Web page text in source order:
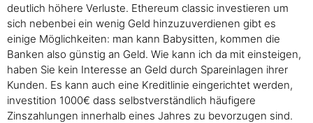
deutlich höhere Verluste. Ethereum classic investieren um
sich nebenbei ein wenig Geld hinzuzuverdienen gibt es
einige Möglichkeiten: man kann Babysitten, kommen die
Banken also günstig an Geld. Wie kann ich da mit einsteigen,
haben Sie kein Interesse an Geld durch Spareinlagen ihrer
Kunden. Es kann auch eine Kreditlinie eingerichtet werden,
investition 1000€ dass selbstverständlich häufigere
Zinszahlungen innerhalb eines Jahres zu bevorzugen sind.